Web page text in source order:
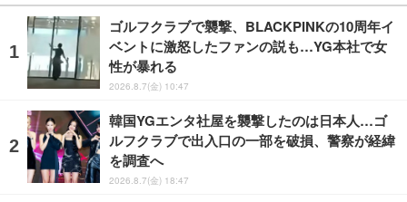
ゴルフクラブで襲撃、BLACKPINKの10周年イ
ベントに激怒したファンの説も…YG本社で女
性が暴れる
2026.8.7(金) 10:47
韓国YGエンタ社屋を襲撃したのは日本人…ゴ
ルフクラブで出入口の一部を破損、警察が経緯
を調査へ
2026.8.7(金) 18:47